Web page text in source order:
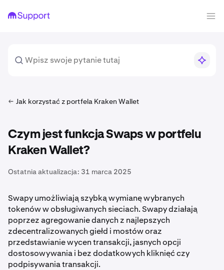
Jak korzystać z portfela Kraken Wallet
Czym jest funkcja Swaps w portfelu
Kraken Wallet?
Ostatnia aktualizacja: 31 marca 2025
Swapy umożliwiają szybką wymianę wybranych
tokenów w obsługiwanych sieciach. Swapy działają
poprzez agregowanie danych z najlepszych
zdecentralizowanych giełd i mostów oraz
przedstawianie wycen transakcji, jasnych opcji
dostosowywania i bez dodatkowych kliknięć czy
podpisywania transakcji.